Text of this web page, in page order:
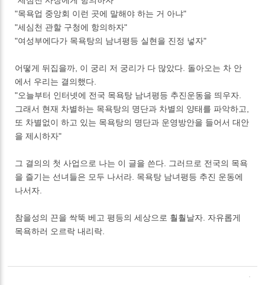
"목욕업 중앙회 이런 곳에 말해야 하는 거 아냐"
"세심천 관할 구청에 항의하자"
"여성부에다가 목욕탕의 남녀평등 실현을 진정 넣자"
어떻게 뒤집을까, 이 궁리 저 궁리가 다 많았다. 돌아오는 차 안
에서 우리는 결의했다.
"오늘부터 인터넷에 전국 목욕탕 남녀평등 추진운동을 띄우자.
그래서 현재 차별하는 목욕탕의 명단과 차별의 양태를 파악하고,
또 차별없이 하고 있는 목욕탕의 명단과 운영방안을 들어서 대안
을 제시하자"
그 결의의 첫 사업으로 나는 이 글을 쓴다. 그러므로 전국의 목욕
을 즐기는 선녀들은 모두 나서라. 목욕탕 남녀평등 추진 운동에
나서자.
참을성의 끈을 싹뚝 베고 평등의 세상으로 훨훨날자. 자유롭게
목욕하러 오르락 내리락.